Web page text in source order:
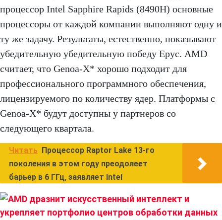
процессор Intel Sapphire Rapids (8490H) основные
процессоры от каждой компании выполняют одну и
ту же задачу. Результаты, естественно, показывают
убедительную убедительную победу Epyc. AMD
считает, что Genoa-X* хорошо подходит для
профессионального программного обеспечения,
лицензируемого по количеству ядер. Платформы с
Genoa-X* будут доступны у партнеров со
следующего квартала.
Читать Процессор Raptor Lake 13-го
поколения в этом году преодолеет
барьер в 6 ГГц, заявляет Intel